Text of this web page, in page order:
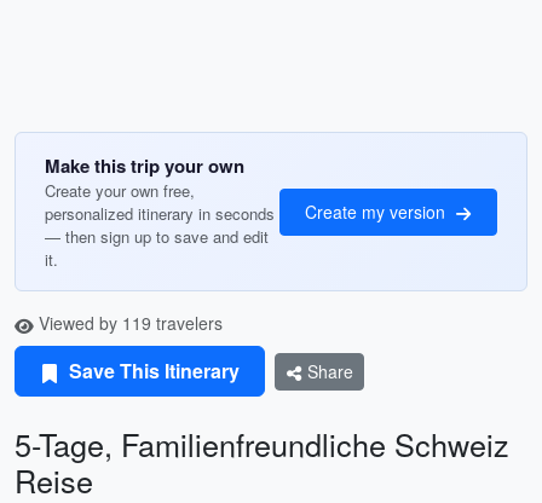
Make this trip your own
Create your own free,
personalized itinerary in seconds
— then sign up to save and edit
it.
Create my version
Viewed by 119 travelers
Save This Itinerary Share
5-Tage, Familienfreundliche Schweiz
Reise